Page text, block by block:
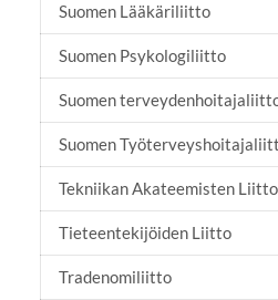
Suomen Lääkäriliitto
Suomen Psykologiliitto
Suomen
Suomen
Tekniikan Akateemisten Liitto
Tieteentekijöiden Liitto
Tradenomiliitto